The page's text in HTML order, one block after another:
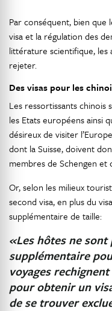
Par conséquent, bien
visa et la régulation des
littérature scientifique, les
rejeter.
Des visas pour les
Les ressortissants chinois
les Etats européens ainsi
désireux de visiter
dont la Suisse, doivent
membres de Schengen et
Or, selon les milieux
second visa, en plus du
supplémentaire de taille:
«Les hôtes ne
supplémentaire
voyages
pour obtenir un
de se trouver